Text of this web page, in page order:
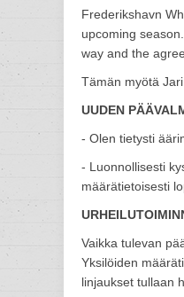
Frederikshavn
upcoming
way and the
Tämän myötä
UUDEN
- Olen tietysti
- Luonnollisesti
määrätietoisesti
Vaikka tulevan
Yksilöiden
linjaukset tullaan